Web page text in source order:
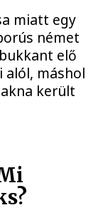
miatt egy
német
elő
alól, máshol
került